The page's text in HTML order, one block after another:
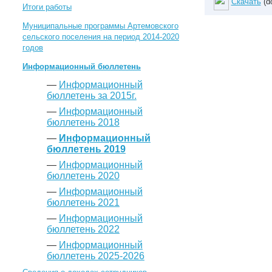
Итоги работы
Муниципальные программы Артемовского
сельского поселения на период 2014-2020
годов
Информационный бюллетень
— Информационный
бюллетень за 2015г.
— Информационный
бюллетень 2018
— Информационный
бюллетень 2019
— Информационный
бюллетень 2020
— Информационный
бюллетень 2021
— Информационный
бюллетень 2022
— Информационный
бюллетень 2025-2026